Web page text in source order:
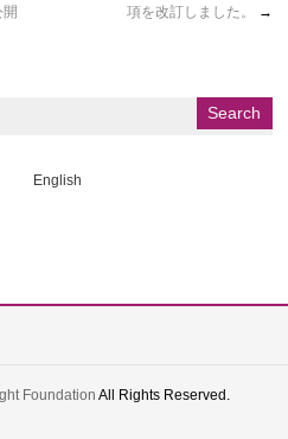
開
項を改訂しました。
→
English
Foundation All Rights Reserved.